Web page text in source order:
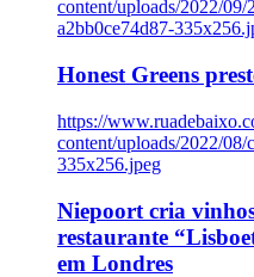
content/uploads/2022/
a2bb0ce74d87-
Honest Greens
https://
content/uploads/2022/08/
335x256.jpeg
Niepoort cria
restaurante
em Londres